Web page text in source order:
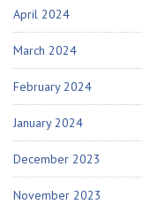
April 2024
March 2024
February 2024
January 2024
December 2023
November 2023